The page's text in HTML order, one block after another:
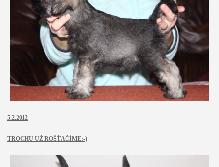
5.2.2012
TROCHU UŽ ROŠŤAČÍME:-)